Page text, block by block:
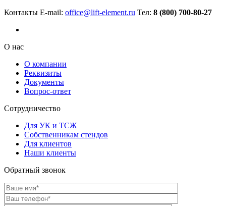
Контакты E-mail: office@lift-element.ru Тел: 8 (800) 700-80-27
О нас
О компании
Реквизиты
Документы
Вопрос-ответ
Сотрудничество
Для УК и ТСЖ
Собственникам стендов
Для клиентов
Наши клиенты
Обратный звонок